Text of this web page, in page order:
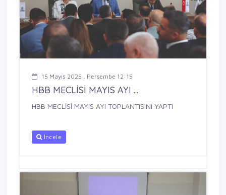
15 Mayıs 2025 , Perşembe 12:15
HBB MECLİSİ MAYIS AYI ...
HBB MECLİSİ MAYIS AYI TOPLANTISINI YAPTI
İncele